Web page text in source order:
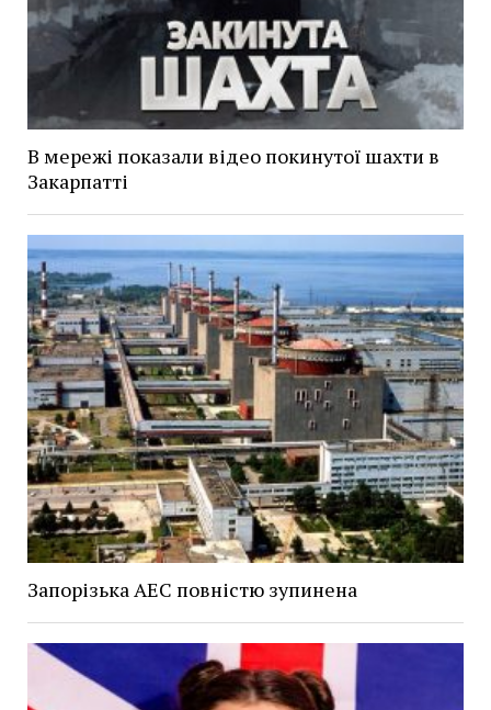
В мережі показали відео покинутої шахти в
Закарпатті
Запорізька АЕС повністю зупинена